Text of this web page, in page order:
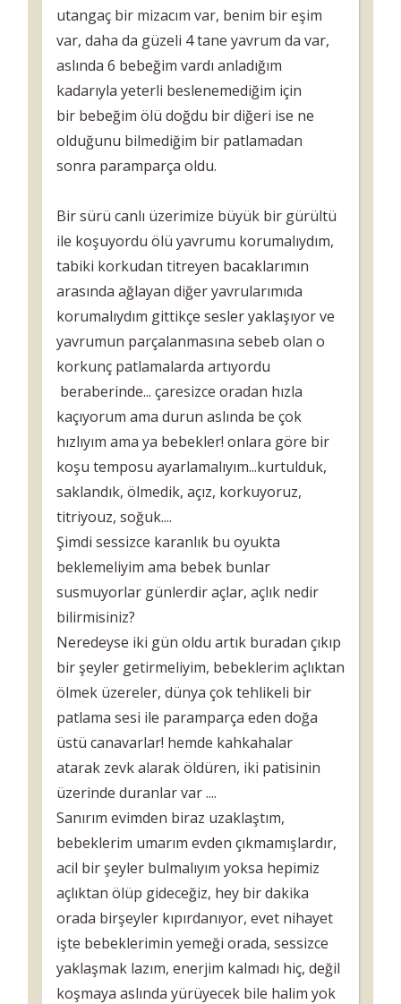
utangaç bir mizacım var, benim bir eşim
var, daha da güzeli 4 tane yavrum da var,
aslında 6 bebeğim vardı anladığım
kadarıyla yeterli beslenemediğim için
bir bebeğim ölü doğdu bir diğeri ise ne
olduğunu bilmediğim bir patlamadan
sonra paramparça oldu.
Bir sürü canlı üzerimize büyük bir gürültü
ile koşuyordu ölü yavrumu korumalıydım,
tabiki korkudan titreyen bacaklarımın
arasında ağlayan diğer yavrularımıda
korumalıydım gittikçe sesler yaklaşıyor ve
yavrumun parçalanmasına sebeb olan o
korkunç patlamalarda artıyordu
beraberinde... çaresizce oradan hızla
kaçıyorum ama durun aslında be çok
hızlıyım ama ya bebekler! onlara göre bir
koşu temposu ayarlamalıyım...kurtulduk,
saklandık, ölmedik, açız, korkuyoruz,
titriyouz, soğuk....
Şimdi sessizce karanlık bu oyukta
beklemeliyim ama bebek bunlar
susmuyorlar günlerdir açlar, açlık nedir
bilirmisiniz?
Neredeyse iki gün oldu artık buradan çıkıp
bir şeyler getirmeliyim, bebeklerim açlıktan
ölmek üzereler, dünya çok tehlikeli bir
patlama sesi ile paramparça eden doğa
üstü canavarlar! hemde kahkahalar
atarak zevk alarak öldüren, iki patisinin
üzerinde duranlar var ....
Sanırım evimden biraz uzaklaştım,
bebeklerim umarım evden çıkmamışlardır,
acil bir şeyler bulmalıyım yoksa hepimiz
açlıktan ölüp gideceğiz, hey bir dakika
orada birşeyler kıpırdanıyor, evet nihayet
işte bebeklerimin yemeği orada, sessizce
yaklaşmak lazım, enerjim kalmadı hiç, değil
koşmaya aslında yürüyecek bile halim yok